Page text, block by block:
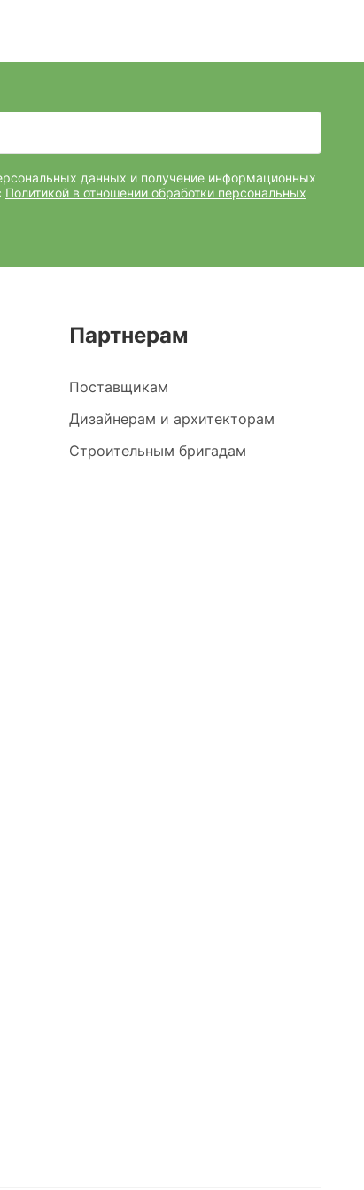
данных и получение информационных
Политикой в отношении обработки персональных
Партнерам
Поставщикам
Дизайнерам и архитекторам
Строительным бригадам